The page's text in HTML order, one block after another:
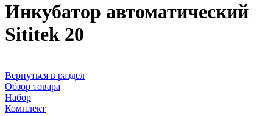
Инкубатор автоматический
Sititek 20
Вернуться в раздел
Обзор товара
Набор
Комплект